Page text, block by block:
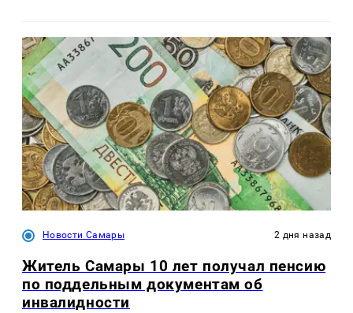
Новости Самары 2 дня назад
Житель Самары 10 лет получал пенсию
по поддельным документам об
инвалидности